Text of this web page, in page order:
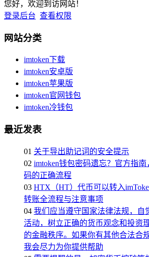
您好，欢迎到访网站！
登录后台 查看权限
网站分类
imtoken下载
imtoken安卓版
imtoken苹果版
imtoken官网钱包
imtoken冷钱包
最近发表
01 关于导出助记词的安全提示
02 imtoken钱包密码遗忘？官方指
码的正确流程
03 HTX（HT）代币可以转入
转账全流程与注意事项
04 我们应当遵守国家法律法规，自
活动，树立正确的货币观念和投资
的金融秩序。如果你有其他合法合
我会尽力为你提供帮助